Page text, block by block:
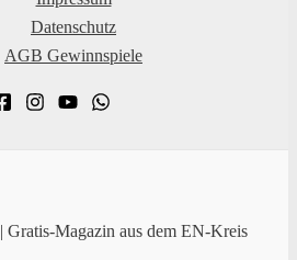
Datenschutz
AGB Gewinnspiele
| Gratis-Magazin aus dem EN-Kreis